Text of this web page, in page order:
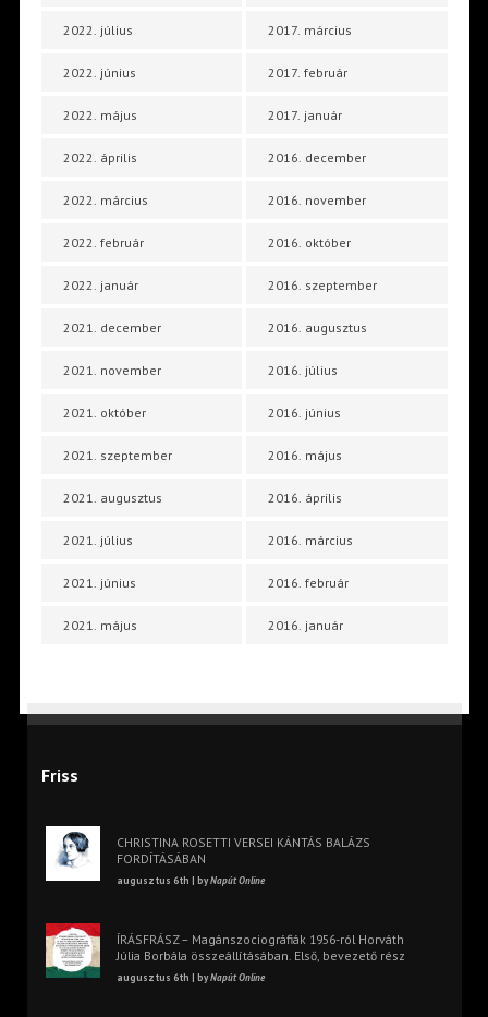
2022. július
2022. június
2022. május
2022. április
2022. március
2022. február
2022. január
2021. december
2021. november
2021. október
2021. szeptember
2021. augusztus
2021. július
2021. június
2021. május
2017. március
2017. február
2017. január
2016. december
2016. november
2016. október
2016. szeptember
2016. augusztus
2016. július
2016. június
2016. május
2016. április
2016. március
2016. február
2016. január
Friss
CHRISTINA ROSETTI VERSEI KÁNTÁS BALÁZS
FORDÍTÁSÁBAN
augusztus 6th | byNapút Online
ÍRÁSFRÁSZ – Magánszociográfiák 1956-ról Horváth
Júlia Borbála összeállításában. Első, bevezető rész
augusztus 6th | byNapút Online